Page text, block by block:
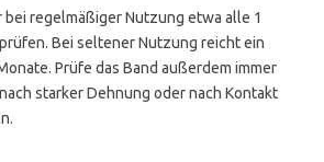
regelmäßiger Nutzung etwa alle 1
Bei seltener Nutzung reicht ein
Prüfe das Band außerdem immer
starker Dehnung oder nach Kontakt